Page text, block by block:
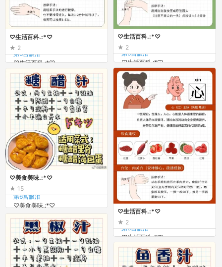
♡生活百科.:*♡
2
第6宫眼泪
♡生活百科.:*♡
♡生活百科.:*♡
2
第6宫眼泪
♡生活百科.:*♡
♡生活百科.:*♡
2
第6宫眼泪
♡生活百科.:*♡
♡美食美味.:*♡
15
第6宫眼泪
♡美食美味.:*♡